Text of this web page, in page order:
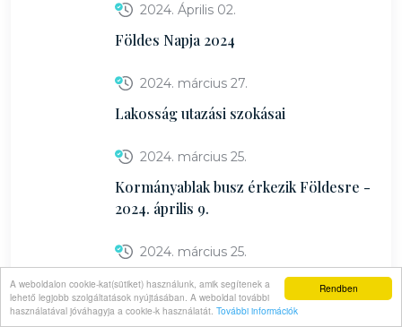
Rendben
A weboldalon cookie-kat(sütiket) használunk, amik segítenek a
lehető legjobb szolgáltatások nyújtásában. A weboldal további
használatával jóváhagyja a cookie-k használatát. További információk
2024. Április 02.
Földes Napja 2024
2024. március 27.
Lakosság utazási szokásai
2024. március 25.
Kormányablak busz érkezik Földesre -
2024. április 9.
2024. március 25.
Választás - 2024. június 9.